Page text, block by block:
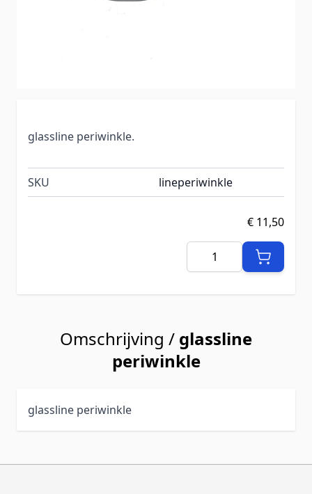
glassline periwinkle.
SKU lineperiwinkle
€ 11,50
Aantal
Omschrijving / glassline
periwinkle
glassline periwinkle